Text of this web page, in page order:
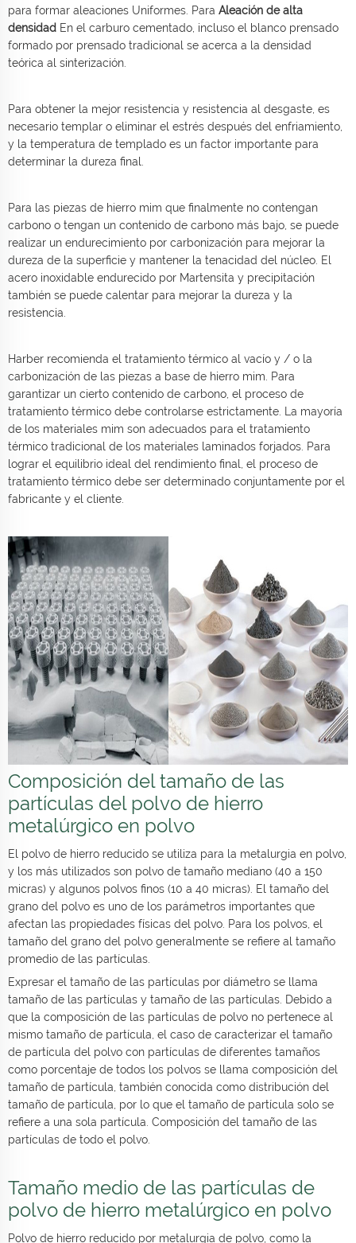
para formar aleaciones Uniformes. Para Aleación de alta
densidad En el carburo cementado, incluso el blanco prensado
formado por prensado tradicional se acerca a la densidad
teórica al sinterización.
Para obtener la mejor resistencia y resistencia al desgaste, es
necesario templar o eliminar el estrés después del enfriamiento,
y la temperatura de templado es un factor importante para
determinar la dureza final.
Para las piezas de hierro mim que finalmente no contengan
carbono o tengan un contenido de carbono más bajo, se puede
realizar un endurecimiento por carbonización para mejorar la
dureza de la superficie y mantener la tenacidad del núcleo. El
acero inoxidable endurecido por Martensita y precipitación
también se puede calentar para mejorar la dureza y la
resistencia.
Harber recomienda el tratamiento térmico al vacío y / o la
carbonización de las piezas a base de hierro mim. Para
garantizar un cierto contenido de carbono, el proceso de
tratamiento térmico debe controlarse estrictamente. La mayoría
de los materiales mim son adecuados para el tratamiento
térmico tradicional de los materiales laminados forjados. Para
lograr el equilibrio ideal del rendimiento final, el proceso de
tratamiento térmico debe ser determinado conjuntamente por el
fabricante y el cliente.
Composición del tamaño de las
partículas del polvo de hierro
metalúrgico en polvo
El polvo de hierro reducido se utiliza para la metalurgia en polvo,
y los más utilizados son polvo de tamaño mediano (40 a 150
micras) y algunos polvos finos (10 a 40 micras). El tamaño del
grano del polvo es uno de los parámetros importantes que
afectan las propiedades físicas del polvo. Para los polvos, el
tamaño del grano del polvo generalmente se refiere al tamaño
promedio de las partículas.
Expresar el tamaño de las partículas por diámetro se llama
tamaño de las partículas y tamaño de las partículas. Debido a
que la composición de las partículas de polvo no pertenece al
mismo tamaño de partícula, el caso de caracterizar el tamaño
de partícula del polvo con partículas de diferentes tamaños
como porcentaje de todos los polvos se llama composición del
tamaño de partícula, también conocida como distribución del
tamaño de partícula, por lo que el tamaño de partícula solo se
refiere a una sola partícula. Composición del tamaño de las
partículas de todo el polvo.
Tamaño medio de las partículas de
polvo de hierro metalúrgico en polvo
Polvo de hierro reducido por metalurgia de polvo, como la